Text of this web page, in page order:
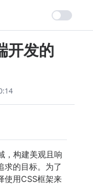
开发的
，构建美观且响
求的目标。为了
使用CSS框架来